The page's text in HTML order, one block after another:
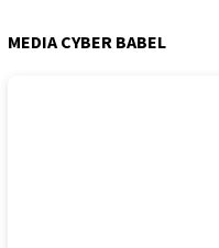
MEDIA CYBER BABEL